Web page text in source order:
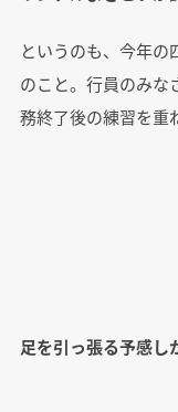
というのも、今年の
のこと。行員のみな
務終了後の練習を重
足を引っ張る予感